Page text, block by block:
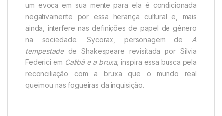
um evoca em sua mente para ela é condicionada
negativamente por essa herança cultural e, mais
ainda, interfere nas definições de papel de gênero
na sociedade. Sycorax, personagem de A
tempestadede Shakespeare revisitada por Silvia
Federici em Calibã e a bruxa, inspira essa busca pela
reconciliação com a bruxa que o mundo real
queimou nas fogueiras da inquisição.